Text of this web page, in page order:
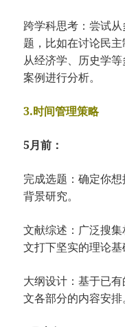
跨学科思考：尝试
题，比如在讨论民
从经济学、历史学
案例进行分析。
3.时间管理策略
5月前：
完成选题：确定你
背景研究。
文献综述：广泛搜
文打下坚实的理论基
大纲设计：基于已
文各部分的内容安排